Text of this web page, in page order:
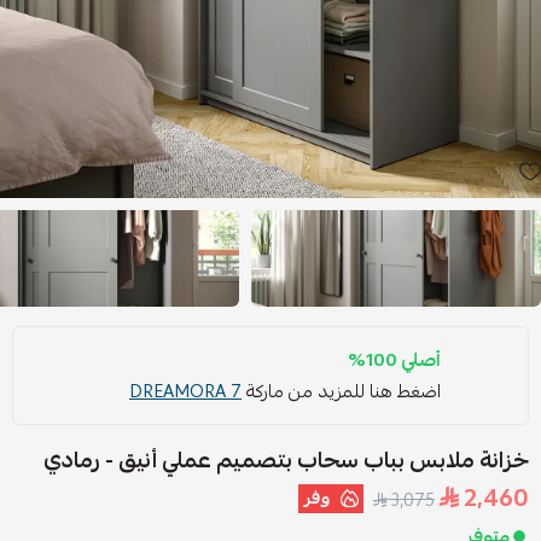
أصلي 100%
اضغط هنا للمزيد من ماركةDREAMORA 7
خزانة ملابس بباب سحاب بتصميم عملي أنيق - رمادي
2,460
3,075 وفر